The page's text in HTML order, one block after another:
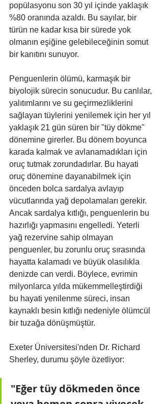
popülasyonu son 30 yıl içinde yaklaşık
%80 oranında azaldı. Bu sayılar, bir
türün ne kadar kısa bir sürede yok
olmanın eşiğine gelebileceğinin somut
bir kanıtını sunuyor.
Penguenlerin ölümü, karmaşık bir
biyolojik sürecin sonucudur. Bu canlılar,
yalıtımlarını ve su geçirmezliklerini
sağlayan tüylerini yenilemek için her yıl
yaklaşık 21 gün süren bir "tüy dökme"
dönemine girerler. Bu dönem boyunca
karada kalmak ve avlanamadıkları için
oruç tutmak zorundadırlar. Bu hayati
oruç dönemine dayanabilmek için
önceden bolca sardalya avlayıp
vücutlarında yağ depolamaları gerekir.
Ancak sardalya kıtlığı, penguenlerin bu
hazırlığı yapmasını engelledi. Yeterli
yağ rezervine sahip olmayan
penguenler, bu zorunlu oruç sırasında
hayatta kalamadı ve büyük olasılıkla
denizde can verdi. Böylece, evrimin
milyonlarca yılda mükemmelleştirdiği
bu hayati yenilenme süreci, insan
kaynaklı besin kıtlığı nedeniyle ölümcül
bir tuzağa dönüşmüştür.
Exeter Üniversitesi'nden Dr. Richard
Sherley, durumu şöyle özetliyor:
"Eğer tüy dökmeden önce